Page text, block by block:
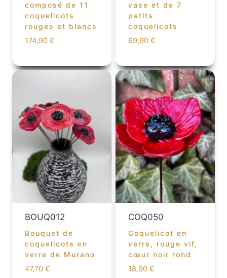
composé de 11
coquelicots
rouges et blancs
174,90 €
vase et de 7
petits
coquelicots
69,90 €
BOUQ012
Bouquet de
coquelicots en
verre de Murano
47,70 €
COQ050
Coquelicot en
verre, rouge vif,
cœur noir rond
18,90 €